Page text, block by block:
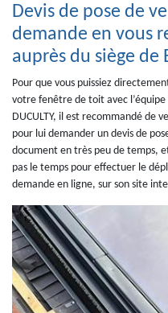
Devis de pose de
demande en vous
auprès du siège de
Pour que vous puissiez
votre fenêtre de toit avec l’équipe
DUCULTY, il est recommandé de
pour lui demander un devis de
document en très peu de temps,
pas le temps pour effectuer le
demande en ligne, sur son site